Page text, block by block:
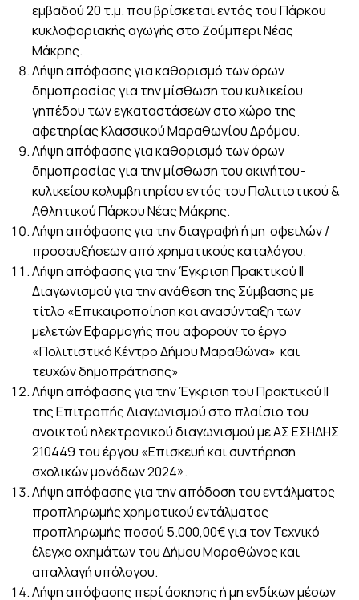
εμβαδού 20 τ.μ. που βρίσκεται εντός του Πάρκου
κυκλοφοριακής αγωγής στο Ζούμπερι Νέας
Μάκρης.
Λήψη απόφασης για καθορισμό των όρων
δημοπρασίας για την μίσθωση του κυλικείου
γηπέδου των εγκαταστάσεων στο χώρο της
αφετηρίας Κλασσικού Μαραθωνίου Δρόμου.
Λήψη απόφασης για καθορισμό των όρων
δημοπρασίας για την μίσθωση του ακινήτου-
κυλικείου κολυμβητηρίου εντός του Πολιτιστικού &
Αθλητικού Πάρκου Νέας Μάκρης.
Λήψη απόφασης για την διαγραφή ή μη οφειλών /
προσαυξήσεων από xρηματικούς καταλόγου.
Λήψη απόφασης για την Έγκριση Πρακτικού ΙΙ
Διαγωνισμού για την ανάθεση της Σύμβασης με
τίτλο «Επικαιροποίηση και ανασύνταξη των
μελετών Εφαρμογής που αφορούν το έργο
«Πολιτιστικό Κέντρο Δήμου Μαραθώνα» και
τευχών δημοπράτησης»
Λήψη απόφασης για την Έγκριση του Πρακτικού ΙΙ
της Επιτροπής Διαγωνισμού στο πλαίσιο του
ανοικτού ηλεκτρονικού διαγωνισμού με ΑΣ ΕΣΗΔΗΣ
210449 του έργου «Επισκευή και συντήρηση
σχολικών μονάδων 2024».
Λήψη απόφασης για την απόδοση του εντάλματος
προπληρωμής χρηματικού εντάλματος
προπληρωμής ποσού 5.000,00€ για τον Τεχνικό
έλεγχο οχημάτων του Δήμου Μαραθώνος και
απαλλαγή υπόλογου.
Λήψη απόφασης περί άσκησης ή μη ενδίκων μέσων